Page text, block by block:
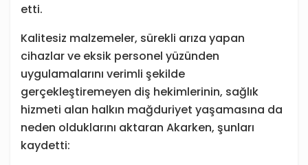
etti.
Kalitesiz malzemeler, sürekli arıza yapan
cihazlar ve eksik personel yüzünden
uygulamalarını verimli şekilde
gerçekleştiremeyen diş hekimlerinin, sağlık
hizmeti alan halkın mağduriyet yaşamasına da
neden olduklarını aktaran Akarken, şunları
kaydetti: